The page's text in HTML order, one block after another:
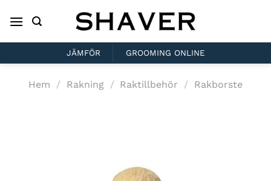
JÄMFÖR GROOMING ONLINE
Hem / Rakning / Raktillbehör / Rakborste